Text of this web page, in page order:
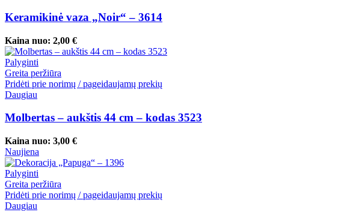
Keramikinė vaza „Noir“ – 3614
Kaina nuo: 2,00 €
Palyginti
Greita peržiūra
Pridėti prie norimų / pageidaujamų prekių
Daugiau
Molbertas – aukštis 44 cm – kodas 3523
Kaina nuo: 3,00 €
Naujiena
Palyginti
Greita peržiūra
Pridėti prie norimų / pageidaujamų prekių
Daugiau